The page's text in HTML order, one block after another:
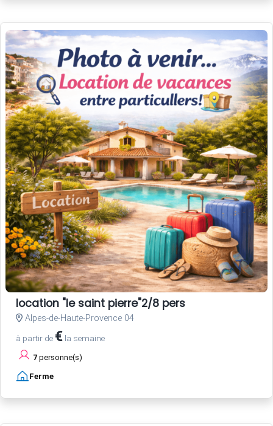
location "le saint pierre"2/8 pers
Alpes-de-Haute-Provence 04
à partir de € la semaine
7 personne(s)
Ferme